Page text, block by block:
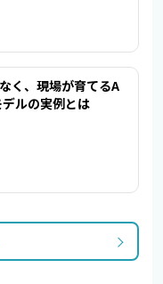
く、現場が育てるA
ルの実例とは